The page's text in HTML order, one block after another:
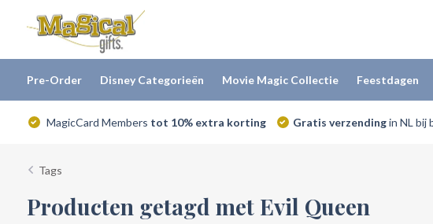
Pre-Order Disney Categorieën Movie Magic Collectie Feestdagen
MagicCard Members tot 10% extra korting Gratis verzendingin NL bij
Tags
Producten getagd met Evil Queen